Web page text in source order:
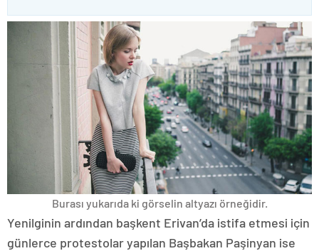
Burası yukarıda ki görselin altyazı örneğidir.
Yenilginin ardından başkent Erivan’da istifa etmesi için
günlerce protestolar yapılan Başbakan Paşinyan ise